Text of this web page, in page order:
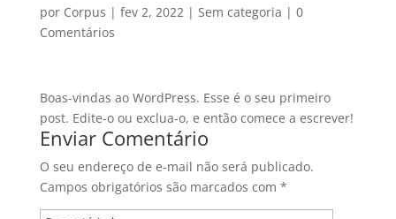
por Corpus | fev 2, 2022| Sem categoria | 0
Comentários
Boas-vindas ao WordPress. Esse é o seu primeiro
post. Edite-o ou exclua-o, e então comece a escrever!
Enviar Comentário
O seu endereço de e-mail não será publicado.
Campos obrigatórios são marcados com *